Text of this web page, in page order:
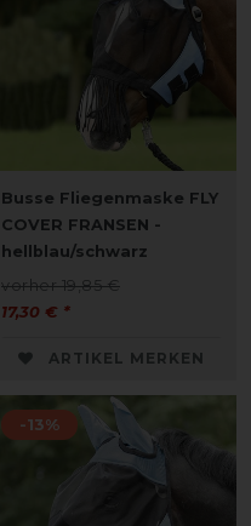
Busse Fliegenmaske FLY
COVER FRANSEN -
hellblau/schwarz
vorher 19,85 €
17,30 € *
ARTIKEL MERKEN
-13%